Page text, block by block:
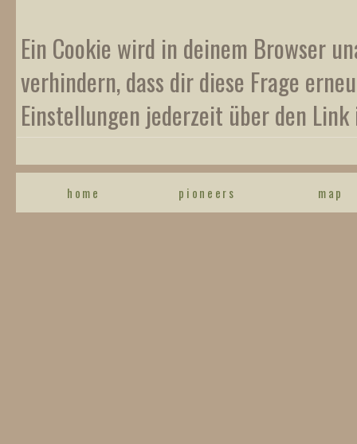
Ein Cookie wird in deinem Browser
verhindern, dass dir diese Frage
Einstellungen jederzeit über den
home pioneers map